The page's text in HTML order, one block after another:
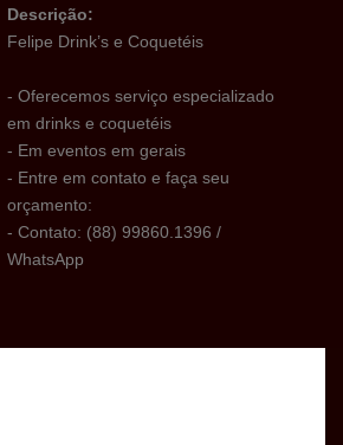
Descrição:
Felipe Drink’s e Coquetéis
- Oferecemos serviço especializado
em drinks e coquetéis
- Em eventos em gerais
- Entre em contato e faça seu
orçamento:
- Contato: (88) 99860.1396 /
WhatsApp